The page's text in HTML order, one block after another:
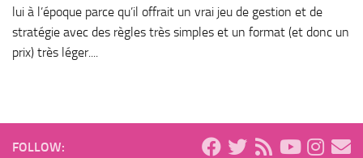
lui à l’époque parce qu’il offrait un vrai jeu de gestion et de
stratégie avec des règles très simples et un format (et donc un
prix) très léger....
FOLLOW: